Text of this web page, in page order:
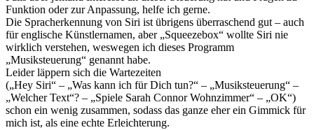
Funktion oder zur Anpassung, helfe ich gerne.
Die Spracherkennung von Siri ist übrigens überraschend gut – auch
für englische Künstlernamen, aber „Squeezebox“ wollte Siri nie
wirklich verstehen, weswegen ich dieses Programm
„Musiksteuerung“ genannt habe.
Leider läppern sich die Wartezeiten
(„Hey Siri“ – „Was kann ich für Dich tun?“ – „Musiksteuerung“ –
„Welcher Text“? – „Spiele Sarah Connor Wohnzimmer“ – „OK“)
schon ein wenig zusammen, sodass das ganze eher ein Gimmick für
mich ist, als eine echte Erleichterung.